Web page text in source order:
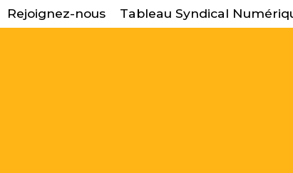
Rejoignez-nous Tableau Syndical